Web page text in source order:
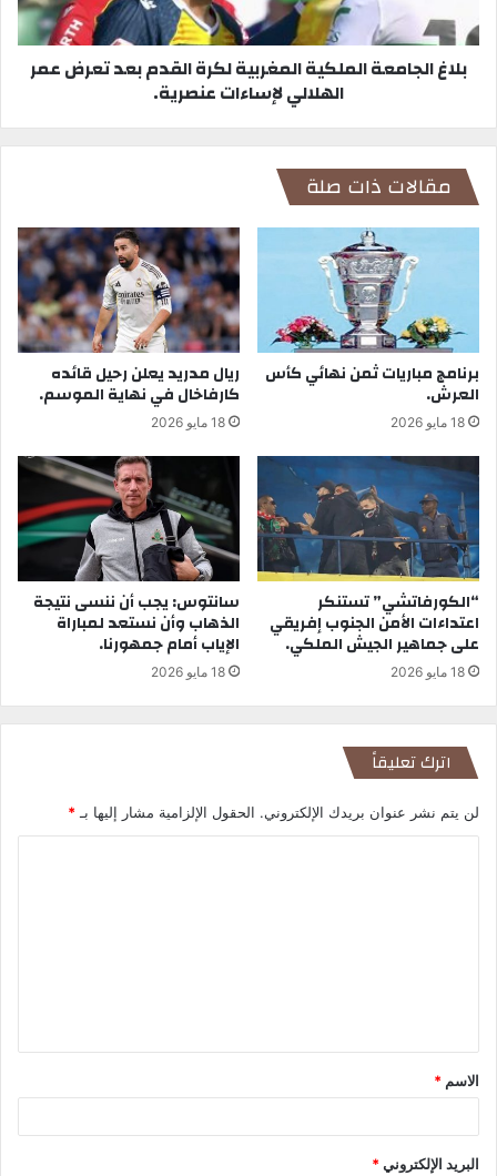
بلاغ الجامعة الملكية المغربية لكرة القدم بعد تعرض عمر
الهلالي لإساءات عنصرية.
مقالات ذات صلة
برنامج مباريات ثمن نهائي كأس
العرش.
18 مايو 2026
ريال مدريد يعلن رحيل قائده
كارفاخال في نهاية الموسم.
18 مايو 2026
“الكورفاتشي” تستنكر
اعتداءات الأمن الجنوب إفريقي
على جماهير الجيش الملكي.
18 مايو 2026
سانتوس: يجب أن ننسى نتيجة
الذهاب وأن نستعد لمباراة
الإياب أمام جمهورنا.
18 مايو 2026
اترك تعليقاً
لن يتم نشر عنوان بريدك الإلكتروني. الحقول الإلزامية مشار إليها بـ *
ق
*
الاسم *
البريد الإلكتروني*